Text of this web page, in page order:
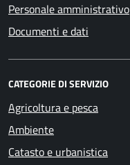
Personale amministrativo
Documenti e dati
CATEGORIE DI SERVIZIO
Agricoltura e pesca
Ambiente
Catasto e urbanistica